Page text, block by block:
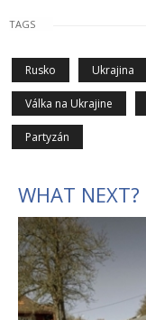
TAGS
Rusko Ukrajina
Válka na Ukrajine
Partyzán
WHAT NEXT?